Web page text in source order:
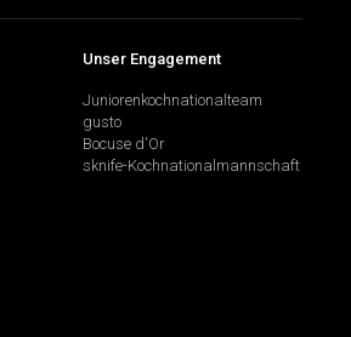
Unser Engagement
Juniorenkochnationalteam
gusto
Bocuse d'Or
sknife-Kochnationalmannschaft